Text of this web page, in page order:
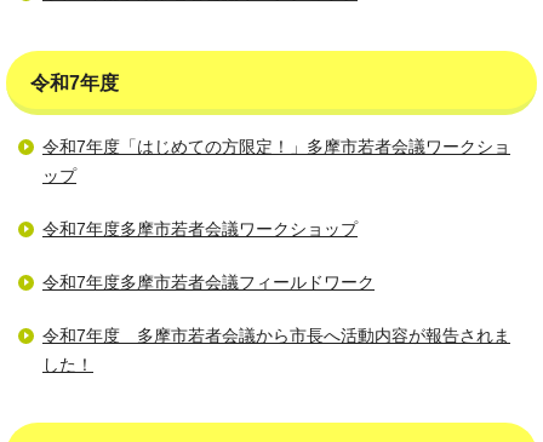
令和7年度
令和7年度「はじめての方限定！」多摩市若者会議ワークショ
ップ
令和7年度多摩市若者会議ワークショップ
令和7年度多摩市若者会議フィールドワーク
令和7年度 多摩市若者会議から市長へ活動内容が報告されま
した！